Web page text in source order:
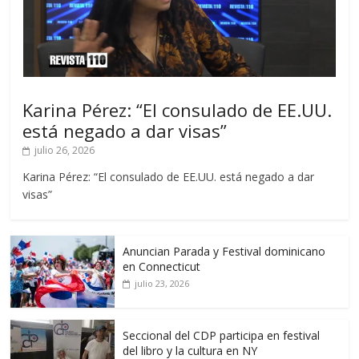
Karina Pérez: “El consulado de EE.UU.
está negado a dar visas”
julio 26, 2026
Karina Pérez: “El consulado de EE.UU. está negado a dar
visas”
Anuncian Parada y Festival dominicano
en Connecticut
julio 23, 2026
Seccional del CDP participa en festival
del libro y la cultura en NY